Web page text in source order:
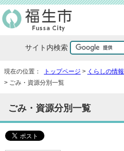
サイト内検索
現在の位置： トップページ > くらしの情報
> ごみ・資源分別一覧
ごみ・資源分別一覧